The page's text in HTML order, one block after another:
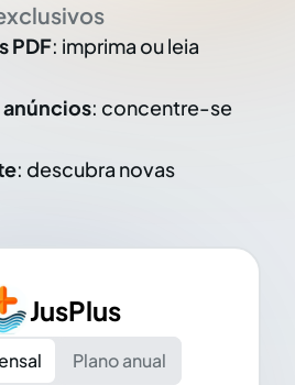
PDF: imprima ou leia
anúncios: concentre-se
: descubra novas
JusPlus
Plano anual